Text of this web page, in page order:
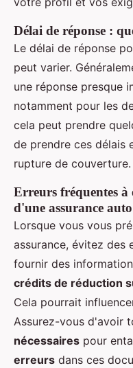
Délai de réponse :
Le délai de réponse
peut varier.
une réponse presque
notamment pour les
cela peut prendre
de prendre ces délais
rupture de couverture.
Erreurs fréquentes
d'une assurance auto
Lorsque vous vous
assurance, évitez des
fournir des
crédits de réduction
Cela pourrait
Assurez-vous d'avoir
nécessaires pour
erreurs dans ces